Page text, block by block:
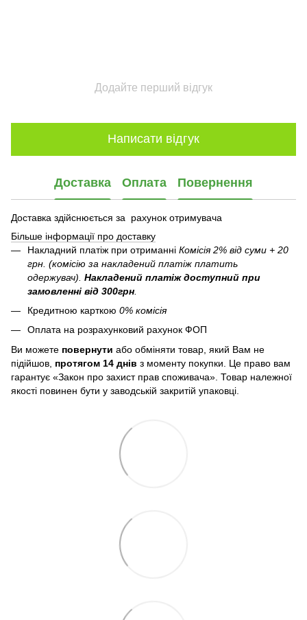
Додайте перший відгук
Написати відгук
Доставка Оплата Повернення
Доставка здійснюється за рахунок отримувача
Більше інформації про доставку
Накладний платіж при отриманні Комісія 2% від суми + 20
грн. (комісію за накладений платіж платить
одержувач). Накладений платіж доступний при
замовленні від 300грн
Кредитною карткою 0% комісія
Оплата на розрахунковий рахунок ФОП
Ви можете повернути або обміняти товар, який Вам не
підійшов, протягом 14 днів з моменту покупки. Це право вам
гарантує «Закон про захист прав споживача». Товар належної
якості повинен бути у заводській закритій упаковці.